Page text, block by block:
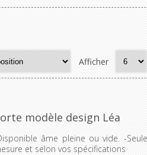
Afficher
modèle design Léa
âme pleine ou vide. -
et selon vos spécifications